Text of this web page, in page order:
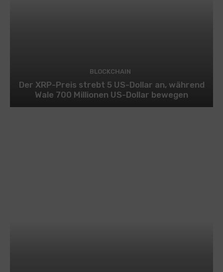
BLOCKCHAIN
Der XRP-Preis strebt 5 US-Dollar an, während
Wale 700 Millionen US-Dollar bewegen